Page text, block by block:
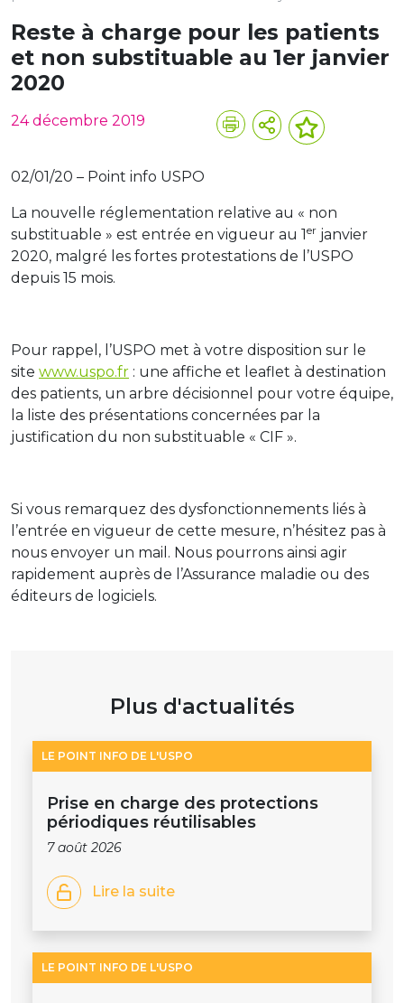
Reste à charge pour les patients
et non substituable au 1er janvier
2020
24 décembre 2019
02/01/20 – Point info USPO
La nouvelle réglementation relative au « non
substituable » est entrée en vigueur au 1er janvier
2020, malgré les fortes protestations de l’USPO
depuis 15 mois.
Pour rappel, l’USPO met à votre disposition sur le
site www.uspo.fr : une affiche et leaflet à destination
des patients, un arbre décisionnel pour votre équipe,
la liste des présentations concernées par la
justification du non substituable « CIF ».
Si vous remarquez des dysfonctionnements liés à
l’entrée en vigueur de cette mesure, n’hésitez pas à
nous envoyer un mail. Nous pourrons ainsi agir
rapidement auprès de l’Assurance maladie ou des
éditeurs de logiciels.
Plus d'actualités
LE POINT INFO DE L'USPO
Prise en charge des protections
périodiques réutilisables
7 août 2026
Lire la suite
LE POINT INFO DE L'USPO